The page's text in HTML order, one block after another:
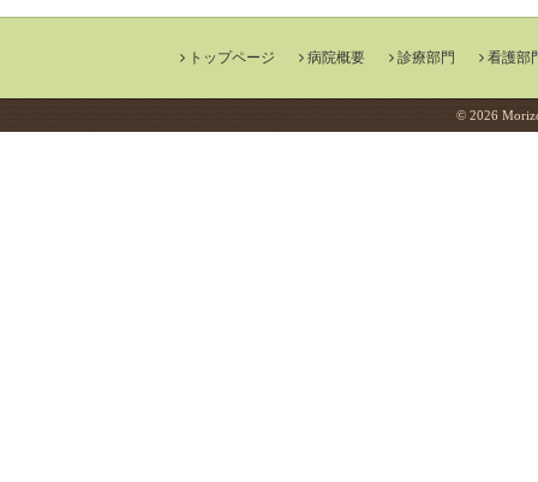
トップページ 病院概要 診療部門 看護部
© 2026